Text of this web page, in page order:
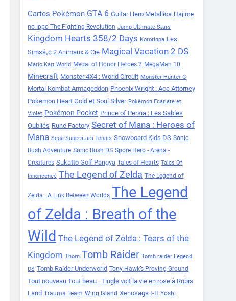
Cartes Pokémon GTA 6 Guitar Hero Metallica Hajime
no Ippo The Fighting Revolution Jump Ultimate Stars
Kingdom Hearts 358/2 Days Kororinpa Les
Simsâ„¢ 2 Animaux & Cie Magical Vacation 2 DS
Mario Kart World Medal of Honor Heroes 2 MegaMan 10
Minecraft Monster 4X4 : World Circuit Monster Hunter G
Mortal Kombat Armageddon Phoenix Wright : Ace Attorney
Pokemon Heart Gold et Soul Silver Pokémon Ecarlate et
Violet Pokémon Pocket Prince of Persia : Les Sables
Oubliés Rune Factory Secret of Mana : Heroes of
Mana Sega Superstars Tennis Snowboard Kids DS Sonic
Rush Adventure Sonic Rush DS Spore Hero - Arena -
Creatures Sukatto Golf Pangya Tales of Hearts Tales Of
Innoncence The Legend of Zelda The Legend of
Zelda : A Link Between Worlds The Legend
of Zelda : Breath of the
Wild The Legend of Zelda : Tears of the
Kingdom Thorn Tomb Raider Tomb raider Legend
DS Tomb Raider Underworld Tony Hawk’s Proving Ground
Tout nouveau Tout beau : Tingle voit la vie en rose à Rubis
Land Trauma Team Wing Island Xenosaga I-II Yoshi